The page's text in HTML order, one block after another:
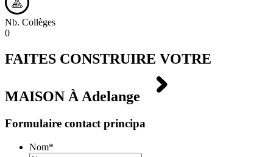
Nb. Collèges
0
FAITES CONSTRUIRE VOTRE
MAISON ÀAdelange
Formulaire contact principa
Nom*